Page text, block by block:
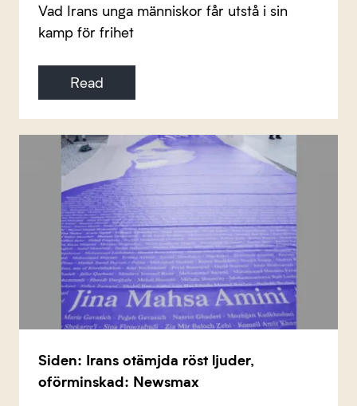
Vad Irans unga människor får utstå i sin
kamp för frihet
Read
Siden: Irans otämjda röst ljuder,
oförminskad: Newsmax